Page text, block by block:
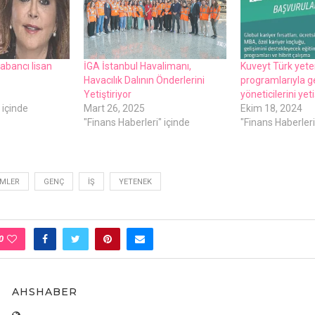
lisan
içinde
İGA İstanbul Havalimanı,
Havacılık Dalının Önderlerini
Yetiştiriyor
Mart 26, 2025
"Finans Haberleri" içinde
Kuveyt Türk
programlarıyla
yöneticilerini
Ekim 18, 2024
"Finans
GENÇ İŞ YETENEK
AHSHABER